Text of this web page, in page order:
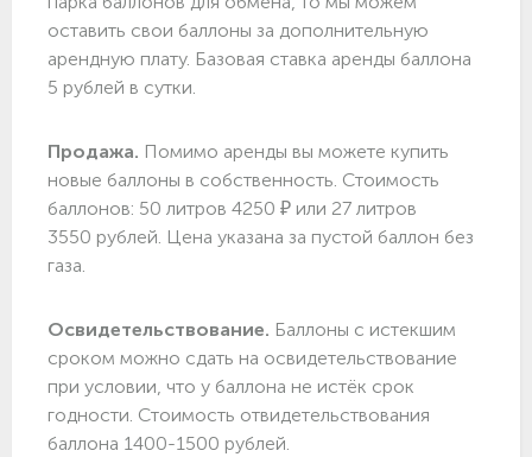
оставить свои баллоны за дополнительную
арендную плату. Базовая ставка аренды баллона
5 рублей в сутки.
Продажа. Помимо аренды вы можете купить
новые баллоны в собственность. Стоимость
баллонов: 50 литров 4250 ₽ или 27 литров
3550 рублей. Цена указана за пустой баллон без
газа.
Освидетельствование. Баллоны с истекшим
сроком можно сдать на освидетельствование
при условии, что у баллона не истёк срок
годности. Стоимость отвидетельствования
баллона 1400-1500 рублей.